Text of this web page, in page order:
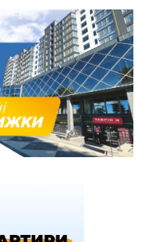
джипінгу в
обстеження
приготування до
спеку за всю історію
розпочати
5 років
для "Оберегу" дані про
інший керманич,